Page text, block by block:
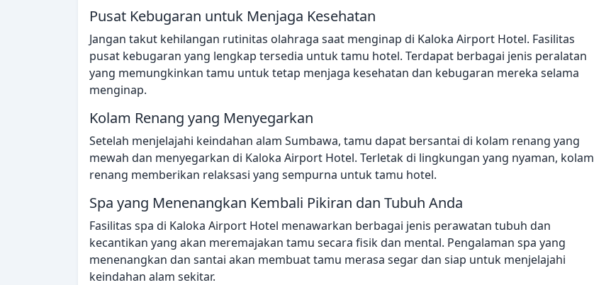
Pusat Kebugaran untuk Menjaga Kesehatan
Jangan takut kehilangan rutinitas olahraga saat menginap di Kaloka Airport Hotel. Fasilitas
pusat kebugaran yang lengkap tersedia untuk tamu hotel. Terdapat berbagai jenis peralatan
yang memungkinkan tamu untuk tetap menjaga kesehatan dan kebugaran mereka selama
menginap.
Kolam Renang yang Menyegarkan
Setelah menjelajahi keindahan alam Sumbawa, tamu dapat bersantai di kolam renang yang
mewah dan menyegarkan di Kaloka Airport Hotel. Terletak di lingkungan yang nyaman, kolam
renang memberikan relaksasi yang sempurna untuk tamu hotel.
Spa yang Menenangkan Kembali Pikiran dan Tubuh Anda
Fasilitas spa di Kaloka Airport Hotel menawarkan berbagai jenis perawatan tubuh dan
kecantikan yang akan meremajakan tamu secara fisik dan mental. Pengalaman spa yang
menenangkan dan santai akan membuat tamu merasa segar dan siap untuk menjelajahi
keindahan alam sekitar.